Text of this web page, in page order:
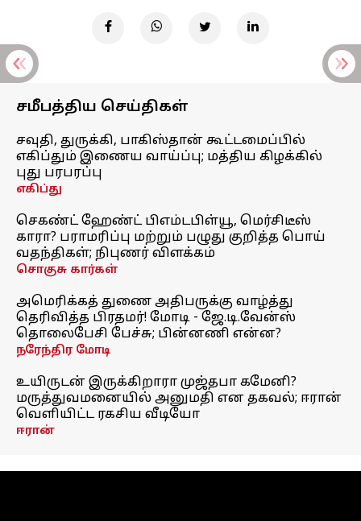
சமீபத்திய செய்திகள்
சவுதி, துருக்கி, பாகிஸ்தான் கூட்டமைப்பில்
எகிப்தும் இணைய வாய்ப்பு; மத்திய கிழக்கில்
புது பரபரப்பு
எகிப்து
செகண்ட் ஹேண்ட் பிஎம்டபிள்யூ, மெர்சிடீஸ்
காரா? பராமரிப்பு மற்றும் பழுது குறித்த பொய்
வதந்திகள்; நிபுணர் விளக்கம்
சொகுசு கார்கள்
அமெரிக்கத் துணை அதிபருக்கு வாழ்த்து
தெரிவித்த பிரதமர்! மோடி - ஜே.டி.வேன்ஸ்
தொலைபேசி பேச்சு; பின்னணி என்ன?
நரேந்திர மோடி
உயிருடன் இருக்கிறாரா முஜ்தபா கமேனி?
மருத்துவமனையில் அனுமதி என தகவல்; ஈரான்
வெளியிட்ட ரகசிய வீடியோ
ஈரான்